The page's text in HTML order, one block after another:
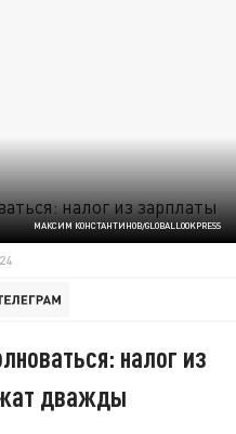
МАКСИМ КОНСТАНТИНОВ/GLOBALLOOKPRESS
налог из
дважды